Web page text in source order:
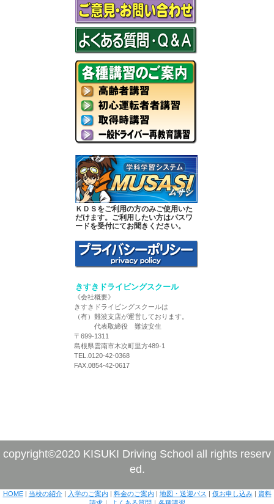
ＫＤＳをご利用の方のみご使用いた
だけます。ご利用したい方はパスワ
ードを受付にてお聞きください。
きすきドライビングスクール
《会社概要》
きすきドライビングスクールは
（有）難波支店が運営しております。
代表取締役 難波安生
〒699-1311
島根県雲南市木次町里方489-1
TEL.0120-42-0368
FAX.0854-42-0617
copyright©2020 KISUKI Driving School all rights reserv
ed.
HOME| 当校の紹介| 入学のご案内 | 料金のご案内 | 地図・送迎バス | 仮お申し込み| 資料